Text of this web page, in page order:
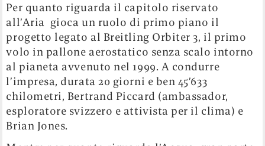
Per quanto riguarda il capitolo riservato
all’Aria gioca un ruolo di primo piano il
progetto legato al Breitling Orbiter 3, il primo
volo in pallone aerostatico senza scalo intorno
al pianeta avvenuto nel 1999. A condurre
l’impresa, durata 20 giorni e ben 45’633
chilometri, Bertrand Piccard (ambassador,
esploratore svizzero e attivista per il clima) e
Brian Jones.